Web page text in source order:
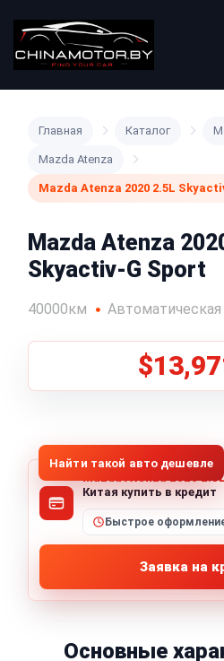
Главная Каталог
Mazda Atenza
Mazda Atenza 2020 2.5L
Mazda Atenza
Skyactiv-G Sport
40000км Автоматическая
Найти такой авто дешевле
Mazda Atenza 2020
Китая купить в кредит
Быстрое
Заявка на
Основные